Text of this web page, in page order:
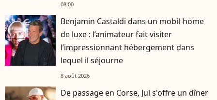
08:00
Benjamin Castaldi dans un mobil-home
de luxe : l’animateur fait visiter
l’impressionnant hébergement dans
lequel il séjourne
8 août 2026
De passage en Corse, Jul s'offre un dîner